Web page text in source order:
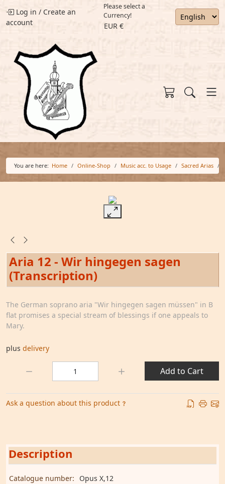
Log in / Create an
account
Please select a
Currency!
EUR €
You are here: Home Online-Shop Music acc. to Usage Sacred Arias
Aria 12 - Wir hingegen sagen
(Transcription)
The German soprano aria "Wir hingegen sagen müssen" in B
flat promises a special stream of blessings if one appeals to
Mary.
plus delivery
Add to Cart
Ask a question about this product
Description
Catalogue number:
Opus X,12